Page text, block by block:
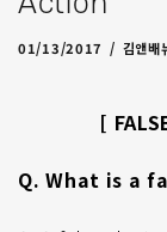
01/13/2017
04/06/2017 김앤배
byadmin
[
Q. What is a